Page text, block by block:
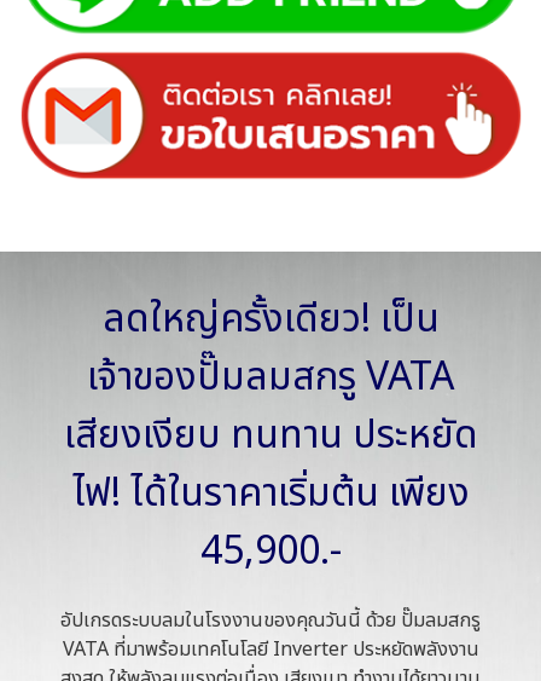
ลดใหญ่ครั้งเดียว! เป็น
เจ้าของปั๊มลมสกรู VATA
เสียงเงียบ ทนทาน ประหยัด
ไฟ! ได้ในราคาเริ่มต้น เพียง
45,900.-
อัปเกรดระบบลมในโรงงานของคุณวันนี้ ด้วย ปั๊มลมสกรู
VATA ที่มาพร้อมเทคโนโลยี Inverter ประหยัดพลังงาน